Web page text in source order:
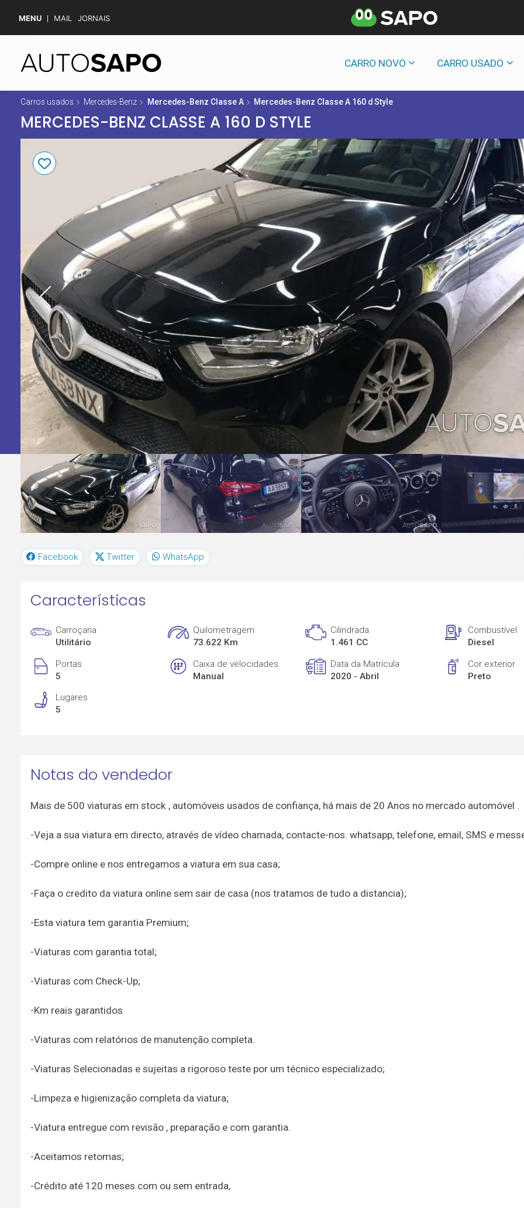
MENU MAIL JORNAIS
CARRO NOVO CARRO USADO
Carros usados Mercedes-Benz Mercedes-Benz Classe A Mercedes-Benz Classe A 160 d Style
MERCEDES-BENZ CLASSE A 160 D STYLE
Facebook Twitter WhatsApp
Características
Carroçaria
Utilitário
Quilometragem
73.622 Km
Cilindrada
1.461 CC
Combustível
Diesel
Portas
5
Caixa de velocidades
Manual
Data da Matrícula
2020 - Abril
Cor exterior
Preto
Lugares
5
Notas do vendedor
Mais de 500 viaturas em stock , automóveis usados de confiança, há mais de 20 Anos no mercado automóvel .
-Veja a sua viatura em directo, através de vídeo chamada, contacte-nos. whatsapp, telefone, email, SMS e
-Compre online e nos entregamos a viatura em sua casa;
-Faça o credito da viatura online sem sair de casa (nos tratamos de tudo a distancia);
-Esta viatura tem garantia Premium;
-Viaturas com garantia total;
-Viaturas com Check-Up;
-Km reais garantidos
-Viaturas com relatórios de manutenção completa.
-Viaturas Selecionadas e sujeitas a rigoroso teste por um técnico especializado;
-Limpeza e higienização completa da viatura;
-Viatura entregue com revisão , preparação e com garantia.
-Aceitamos retomas;
-Crédito até 120 meses com ou sem entrada,